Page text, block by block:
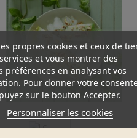
propres cookies et ceux de
et vous montrer des
préférences en analysant vos
Pour donner votre
sur le bouton Accepter.
Personnaliser les cookies